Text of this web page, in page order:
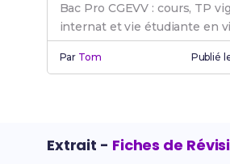
Bac Pro CGEVV : cours, TP
internat et vie étudiante en
Par Tom Publié
Extrait - Fiches de